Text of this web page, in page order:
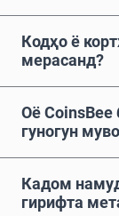
Кодҳо ё
мерасанд?
Оё CoinsBee
гуногун
Кадом
гирифта